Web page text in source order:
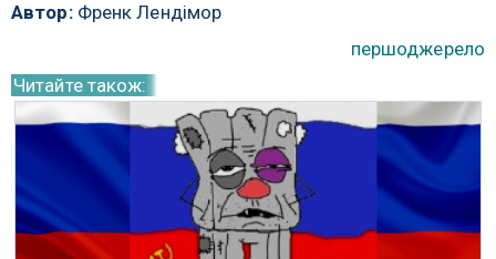
Автор:Френк Лендімор
першоджерело
Читайте також: